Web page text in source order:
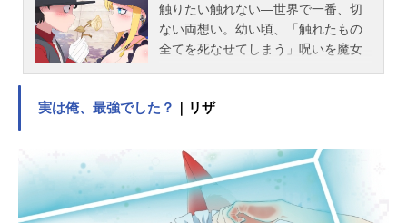
ンバーライト：花澤香菜シンオウ
ジ・リューガ：興津和幸ジェシカ...
触りたい触れない―世界で一番、切
ない両想い。幼い頃、「触れたもの
全てを死なせてしまう」呪いを魔女
れるようになった彼は、森の奥の大
な彼に仕えるのがメイドの「アリ
ス」。しかしそのアリスの存在が坊
ちゃんの一番の悩みの種。なぜなら
アリスは日常的に逆セクハラを仕掛
実は俺、最強でした？ ｜リザ